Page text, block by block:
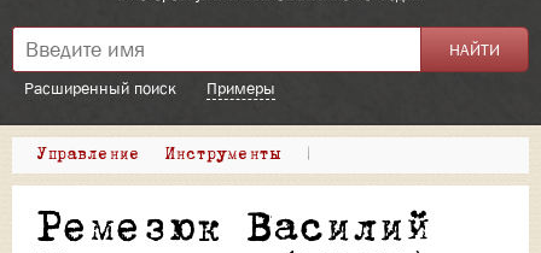
Расширенный поиск Примеры
Управление Инструменты |
Ремезюк Василий